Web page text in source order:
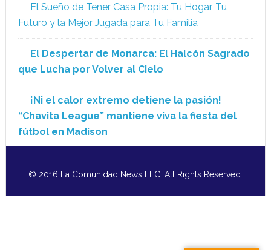
El Sueño de Tener Casa Propia: Tu Hogar, Tu
Futuro y la Mejor Jugada para Tu Familia
El Despertar de Monarca: El Halcón Sagrado
que Lucha por Volver al Cielo
¡Ni el calor extremo detiene la pasión!
“Chavita League” mantiene viva la fiesta del
fútbol en Madison
© 2016 La Comunidad News LLC. All Rights Reserved.